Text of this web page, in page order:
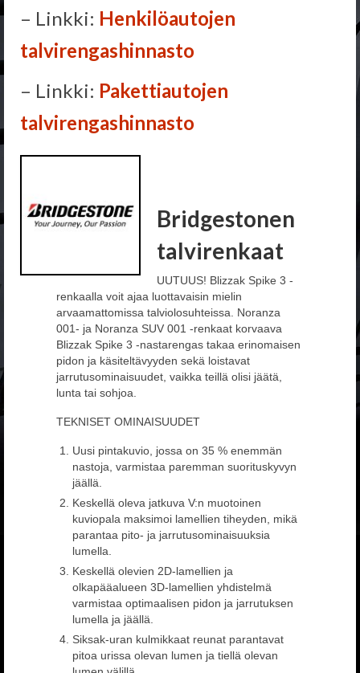
VERKKOKAUPPA – RENKAAT
AJANVARAUS RENKAANVAIHTO
KESÄRENKAAT
VANTEET
TARJOUKSET&POISTOT
RAHOITUS
YHTEYSTIEDOT
– Linkki: Henkilöautojen
talvirengashinnasto
– Linkki: Pakettiautojen
talvirengashinnasto
Bridgestonen
talvirenkaat
UUTUUS! Blizzak Spike 3 -
renkaalla voit ajaa luottavaisin mielin
arvaamattomissa talviolosuhteissa. Noranza
001- ja Noranza SUV 001 -renkaat korvaava
Blizzak Spike 3 -nastarengas takaa erinomaisen
pidon ja käsiteltävyyden sekä loistavat
jarrutusominaisuudet, vaikka teillä olisi jäätä,
lunta tai sohjoa.
TEKNISET OMINAISUUDET
Uusi pintakuvio, jossa on 35 % enemmän
nastoja, varmistaa paremman suorituskyvyn
jäällä.
Keskellä oleva jatkuva V:n muotoinen
kuviopala maksimoi lamellien tiheyden, mikä
parantaa pito- ja jarrutusominaisuuksia
lumella.
Keskellä olevien 2D-lamellien ja
olkapääalueen 3D-lamellien yhdistelmä
varmistaa optimaalisen pidon ja jarrutuksen
lumella ja jäällä.
Siksak-uran kulmikkaat reunat parantavat
pitoa urissa olevan lumen ja tiellä olevan